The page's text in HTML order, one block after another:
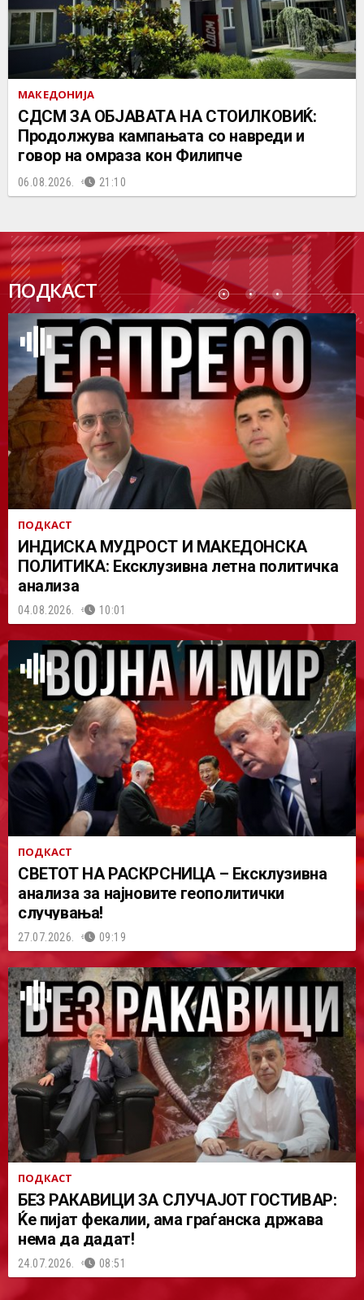
МАКЕДОНИЈА
СДСМ ЗА ОБЈАВАТА НА СТОИЛКОВИЌ:
Продолжува кампањата со навреди и
говор на омраза кон Филипче
06.08.2026. 21:10
ПОДКАСТ
ПОДК
АСТ
ПОДКАСТ
ИНДИСКА МУДРОСТ И МАКЕДОНСКА
ПОЛИТИКА: Ексклузивна летна политичка
анализа
04.08.2026. 10:01
ПОДКАСТ
СВЕТОТ НА РАСКРСНИЦА – Ексклузивна
анализа за најновите геополитички
случувања!
27.07.2026. 09:19
ПОДКАСТ
БЕЗ РАКАВИЦИ ЗА СЛУЧАЈОТ ГОСТИВАР:
Ќе пијат фекалии, ама граѓанска држава
нема да дадат!
24.07.2026. 08:51